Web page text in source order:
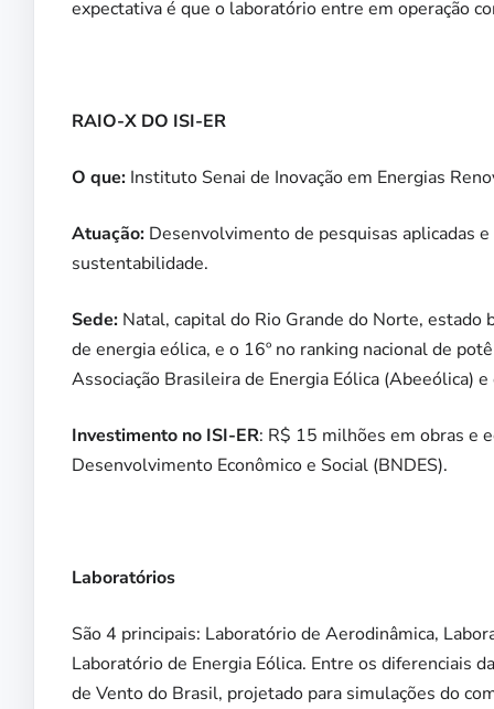
expectativa é que o laboratório entre em operação
RAIO-X DO ISI-ER
O que: Instituto Senai de Inovação em Energias
Atuação: Desenvolvimento de pesquisas aplicadas
sustentabilidade.
Sede: Natal, capital do Rio Grande do Norte, estado
de energia eólica, e o 16º no ranking nacional de
Associação Brasileira de Energia Eólica (Abeeólica)
Investimento no ISI-ER: R$ 15 milhões em obras e
Desenvolvimento Econômico e Social (BNDES).
Laboratórios
São 4 principais: Laboratório de Aerodinâmica,
Laboratório de Energia Eólica. Entre os diferenciais
de Vento do Brasil, projetado para simulações do